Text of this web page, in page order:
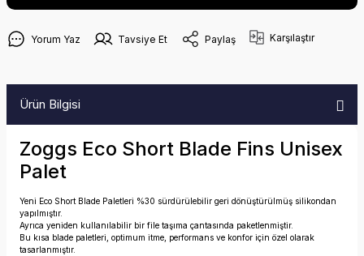
Yorum Yaz Tavsiye Et Paylaş Karşılaştır
Ürün Bilgisi
Zoggs Eco Short Blade Fins Unisex
Palet
Yeni Eco Short Blade Paletleri %30 sürdürülebilir geri dönüştürülmüş silikondan
yapılmıştır.
Ayrıca yeniden kullanılabilir bir file taşıma çantasında paketlenmiştir.
Bu kısa blade paletleri, optimum itme, performans ve konfor için özel olarak
tasarlanmıştır.